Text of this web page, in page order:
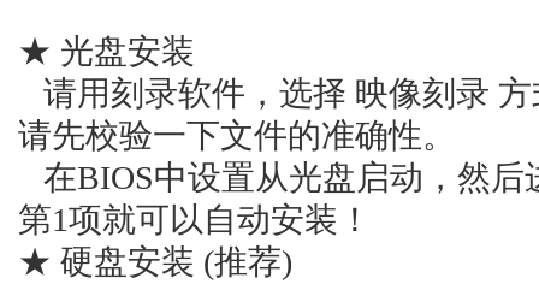
★ 光盘安装
请用刻录软件，选择 映像刻录
请先校验一下文件的准确性。
在BIOS中设置从光盘启动，然
第1项就可以自动安装！
★ 硬盘安装 (推荐)